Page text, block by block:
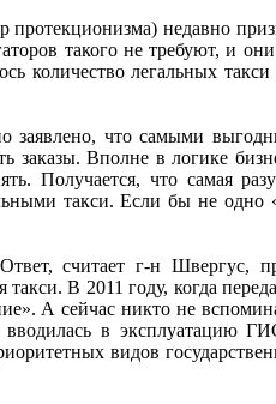
недавно
такого не требуют, и
количество легальных
что самыми
Вполне в логике
Получается, что самая
такси. Если бы не одно
считает г-н Швергус,
В 2011 году, когда
А сейчас никто не
в эксплуатацию
видов